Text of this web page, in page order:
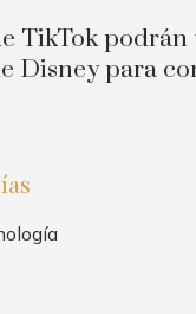
TikTok podrán
Disney para